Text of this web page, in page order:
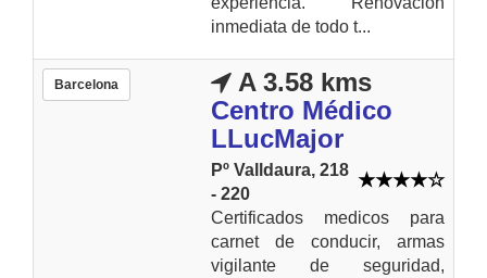
inmediata de todo t...
Barcelona
A 3.58 kms
Centro Médico
LLucMajor
Pº Valldaura, 218
- 220
Certificados medicos para
carnet de conducir, armas
vigilante de seguridad,